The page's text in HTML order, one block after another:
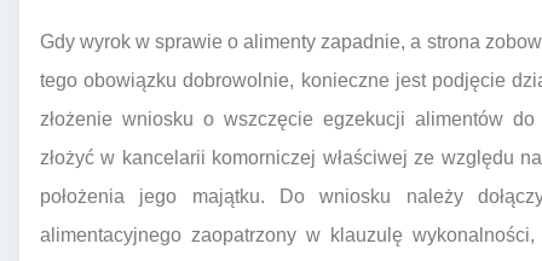
Gdy wyrok w sprawie o alimenty zapadnie, a strona
tego obowiązku dobrowolnie, konieczne jest podjęcie
złożenie wniosku o wszczęcie egzekucji alimentów
złożyć w kancelarii komorniczej właściwej ze względu
położenia jego majątku. Do wniosku należy
alimentacyjnego zaopatrzony w klauzulę